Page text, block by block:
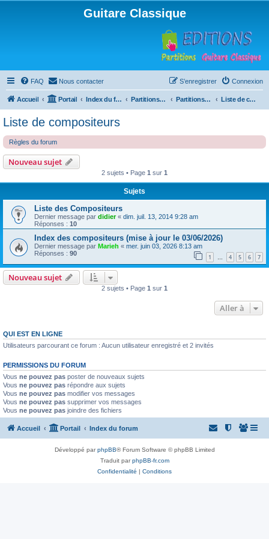
Guitare Classique
FAQ Nous contacter Connexion
S’enregistrer
Accueil Portail Index du forum Partitions pour guitare en libre téléchargement Partitions classées par compositeur Liste de compositeurs
Liste de compositeurs
Règles du forum
Nouveau sujet
2 sujets • Page 1 sur 1
Sujets
Liste des Compositeurs
Dernier message par didier« dim. juil. 13, 2014 9:28 am
Réponses : 10
Index des compositeurs (mise à jour le 03/06/2026)
Dernier message par Marieh « mer. juin 03, 2026 8:13 am
Réponses : 90 1 … 4 5 6 7
Nouveau sujet
2 sujets • Page 1 sur 1
Aller à
QUI EST EN LIGNE
Utilisateurs parcourant ce forum : Aucun utilisateur enregistré et 2 invités
PERMISSIONS DU FORUM
Vous ne pouvez pas poster de nouveaux sujets
Vous ne pouvez pas répondre aux sujets
Vous ne pouvez pas modifier vos messages
Vous ne pouvez pas supprimer vos messages
Vous ne pouvez pas joindre des fichiers
Accueil Portail Index du forum
Développé parphpBB® Forum Software © phpBB Limited
Traduit parphpBB-fr.com
Confidentialité | Conditions